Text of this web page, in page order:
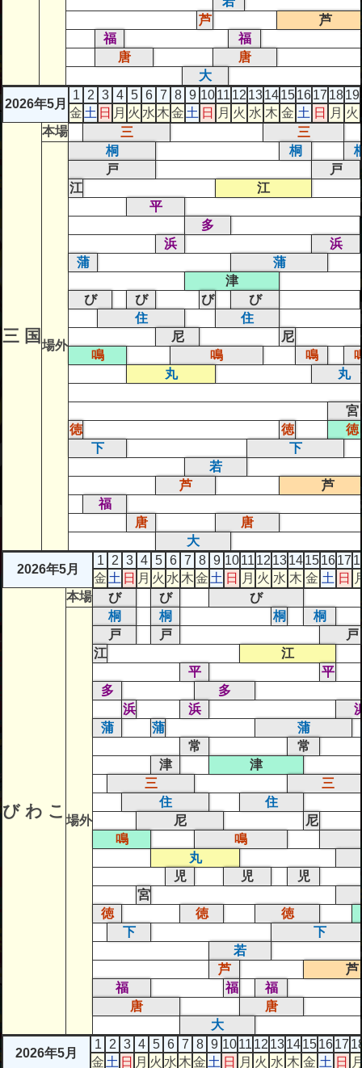
芦
芦
福
福
唐
唐
大
2026年5月
1 2 3 4 5 6 7 8 9 1011 12 1314151617 1819
金 土 日 月 火 水 木金 土 日 月 火 水 木 金 土 日 月 火
三 国
本場 三 三
場外
桐 桐
戸
戸
江
江
平
多
浜
浜
蒲
蒲
津
び
び び び
住
住
尼
尼
鳴
鳴 鳴
丸
丸
宮
徳
徳
徳
下
下
若
芦
芦
福
唐
唐
大
2026年5月
1 2 3 4 5 6 7 8 9 1011 12 1314151617
金 土 日 月 火 水 木金 土 日 月 火 水 木 金 土 日
び わ こ
本場 び び び
場外
桐 桐 桐
桐
戸
戸
戸
江
江
平
平
多
多
浜
浜
蒲
蒲
蒲
常
常
津
津
三
三
住
住
尼
尼
鳴
鳴
丸
児
児
児
宮
徳
徳
徳
下
下
若
芦
芦
福
福
福
唐
唐
大
2026年5月
1 2 3 4 5 6 7 8 9 1011 12 1314151617
金 土 日 月 火 水 木金 土 日 月 火 水 木 金 土 日